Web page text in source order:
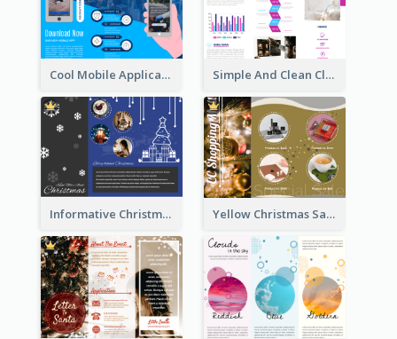
Cool Mobile Application Promotional Brochure Design Simple And Clean Clinic Brochure Design Ideas
Informative Christmas Brochure With Graphics And Photos Yellow Christmas Sale Brochure With Images Of Products